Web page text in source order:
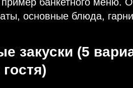
основные блюда,
закуски (5